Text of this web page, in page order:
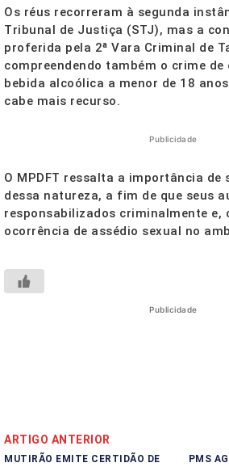
Os réus recorreram à segunda
Tribunal de Justiça (STJ), mas a
proferida pela 2ª Vara Criminal de
compreendendo também o crime
bebida alcoólica a menor de 18
cabe mais recurso.
Publicidade
O MPDFT ressalta a importância de
dessa natureza, a fim de que seus
responsabilizados criminalmente e,
ocorrência de assédio sexual no
Publicidade
ARTIGO ANTERIOR
MUTIRÃO EMITE CERTIDÃO DE
PMS